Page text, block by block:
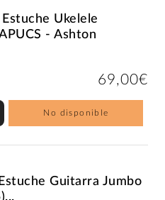
Ukelele
- Ashton
69,00€
No disponible
Guitarra Jumbo